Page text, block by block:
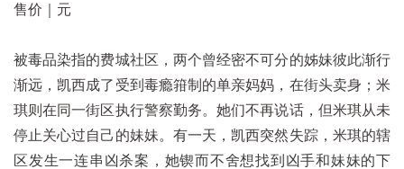
售价｜元
被毒品染指的费城社区，两个曾经密不可分的姊妹彼此渐行
渐远，凯西成了受到毒瘾箝制的单亲妈妈，在街头卖身；米
琪则在同一街区执行警察勤务。她们不再说话，但米琪从未
停止关心过自己的妹妹。有一天，凯西突然失踪，米琪的辖
区发生一连串凶杀案，她锲而不舍想找到凶手和妹妹的下